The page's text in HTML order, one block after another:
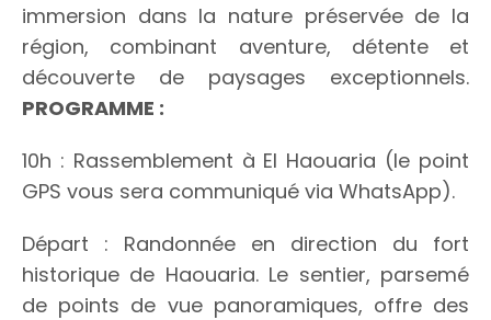
immersion dans la nature préservée de la
région, combinant aventure, détente et
découverte de paysages exceptionnels.
PROGRAMME :
10h : Rassemblement à El Haouaria (le point
GPS vous sera communiqué via WhatsApp).
Départ : Randonnée en direction du fort
historique de Haouaria. Le sentier, parsemé
de points de vue panoramiques, offre des